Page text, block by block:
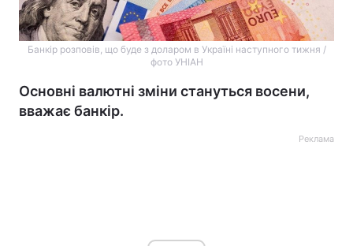
Банкір розповів, що буде з доларом в Україні наступного тижня /
фото УНІАН
Основні валютні зміни стануться восени,
вважає банкір.
Реклама